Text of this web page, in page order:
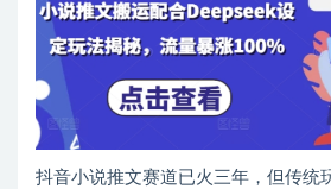
抖音小说推文赛道已火三年，但传统